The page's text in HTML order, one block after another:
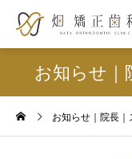
お知らせ｜
お知らせ｜院長